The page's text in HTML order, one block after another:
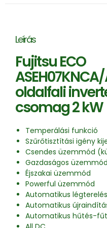
Leírás
Fujitsu ECO
oldalfali
csomag 2 kW
Temperálási funkció
Szűrőtisztítási igény
Csendes üzemmód
Gazdaságos üzemmód
Éjszakai üzemmód
Powerful üzemmód
Automatikus
Automatikus
Automatikus hűtés-